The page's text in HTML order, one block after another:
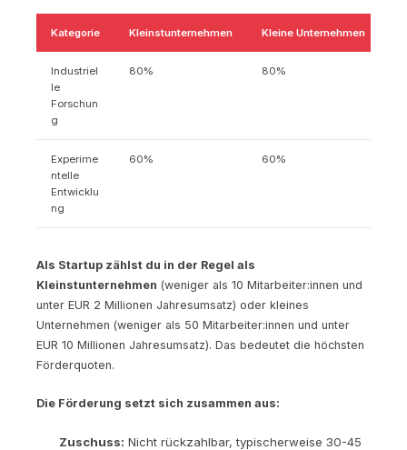
Kategorie Kleinstunternehmen Kleine Unternehmen
Industriel
le
Forschun
g
80% 80%
Experime
ntelle
Entwicklu
ng
60% 60%
Als Startup zählst du in der Regel als
Kleinstunternehmen (weniger als 10 Mitarbeiter:innen und
unter EUR 2 Millionen Jahresumsatz) oder kleines
Unternehmen (weniger als 50 Mitarbeiter:innen und unter
EUR 10 Millionen Jahresumsatz). Das bedeutet die höchsten
Förderquoten.
Die Förderung setzt sich zusammen aus:
Zuschuss: Nicht rückzahlbar, typischerweise 30-45